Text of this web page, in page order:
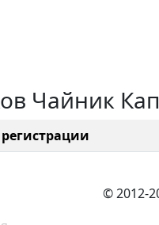
Чайник
© 2012-